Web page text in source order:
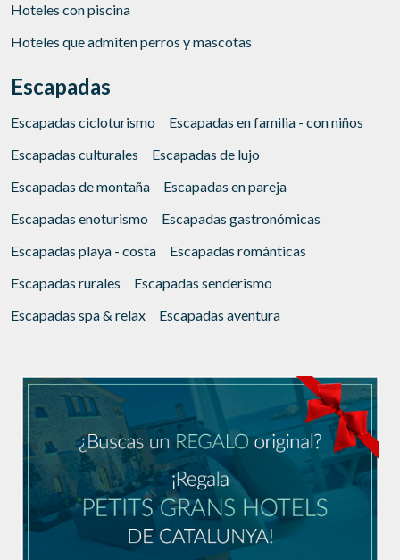
Hoteles con piscina
Hoteles que admiten perros y mascotas
Escapadas
Escapadas cicloturismo
Escapadas en familia - con niños
Escapadas culturales
Escapadas de lujo
Escapadas de montaña
Escapadas en pareja
Escapadas enoturismo
Escapadas gastronómicas
Escapadas playa - costa
Escapadas románticas
Escapadas rurales
Escapadas senderismo
Escapadas spa & relax
Escapadas aventura